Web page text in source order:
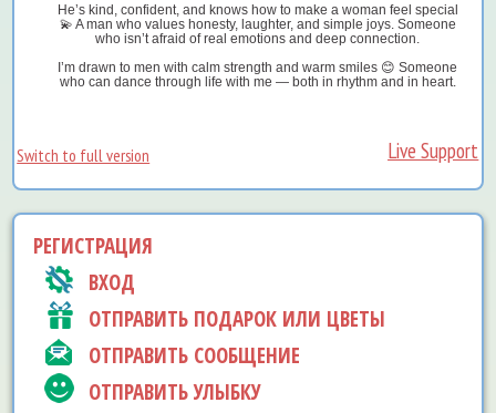
He’s kind, confident, and knows how to make a woman feel special
💫 A man who values honesty, laughter, and simple joys. Someone
who isn’t afraid of real emotions and deep connection.
I’m drawn to men with calm strength and warm smiles 😊 Someone
who can dance through life with me — both in rhythm and in heart.
Switch to full version Live Support
РЕГИСТРАЦИЯ
ВХОД
ОТПРАВИТЬ ПОДАРОК ИЛИ ЦВЕТЫ
ОТПРАВИТЬ СООБЩЕНИЕ
ОТПРАВИТЬ УЛЫБКУ